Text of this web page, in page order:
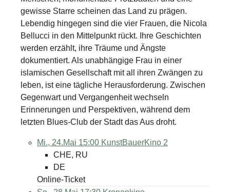
gewisse Starre scheinen das Land zu prägen.
Lebendig hingegen sind die vier Frauen, die Nicola
Bellucci in den Mittelpunkt rückt. Ihre Geschichten
werden erzählt, ihre Träume und Ängste
dokumentiert. Als unabhängige Frau in einer
islamischen Gesellschaft mit all ihren Zwängen zu
leben, ist eine tägliche Herausforderung. Zwischen
Gegenwart und Vergangenheit wechseln
Erinnerungen und Perspektiven, während dem
letzten Blues-Club der Stadt das Aus droht.
Mi., 24.Mai 15:00 KunstBauerKino 2
CHE, RU
DE
Online-Ticket